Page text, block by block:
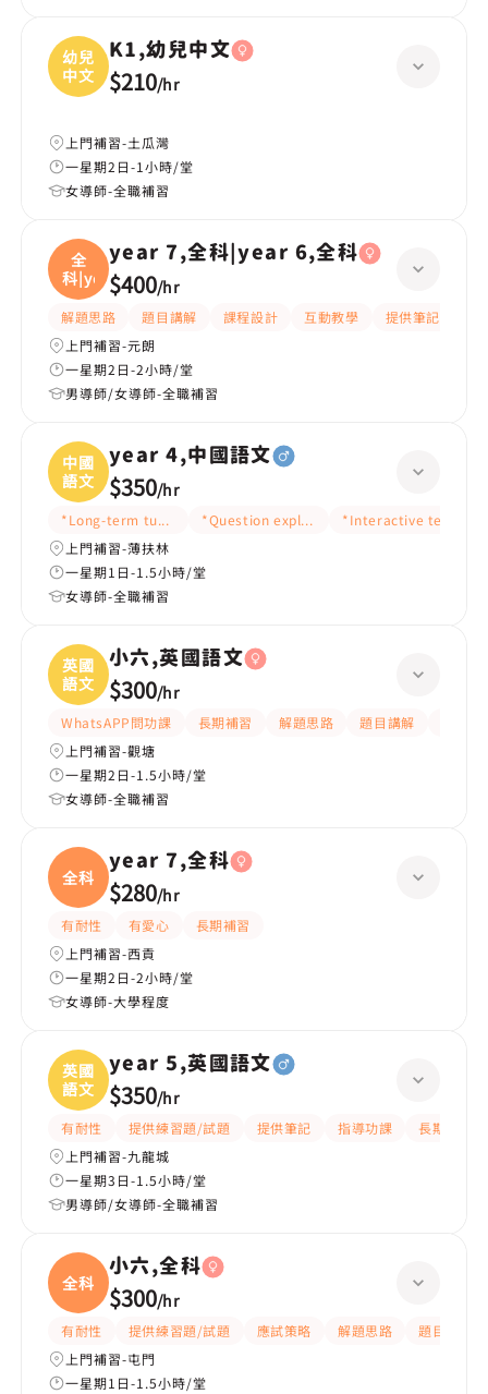
幼兒
中文
K1,幼兒中文
$210/hr
上門補習-土瓜灣
一星期2日-1小時/堂
女導師-全職補習
全
科|ye
year 7,全科|year 6,全科
$400/hr
解題思路 題目講解 課程設計 互動教學 提供筆記
上門補習-元朗
一星期2日-2小時/堂
男導師/女導師-全職補習
中國
語文
year 4,中國語文
$350/hr
*Long-term tutoring *Question explanation*Interactive teaching
上門補習-薄扶林
一星期1日-1.5小時/堂
女導師-全職補習
英國
語文
小六,英國語文
$300/hr
WhatsAPP問功課 長期補習 解題思路 題目講解
上門補習-觀塘
一星期2日-1.5小時/堂
女導師-全職補習
全科
year 7,全科
$280/hr
有耐性 有愛心
長期補習
上門補習-西貢
一星期2日-2小時/堂
女導師-大學程度
英國
語文
year 5,英國語文
$350/hr
有耐性 提供練習題/試題 提供筆記 指導功課
長期補習
上門補習-九龍城
一星期3日-1.5小時/堂
男導師/女導師-全職補習
全科
小六,全科
$300/hr
有耐性 提供練習題/試題 應試策略 解題思路
題目講解
上門補習-屯門
一星期1日-1.5小時/堂